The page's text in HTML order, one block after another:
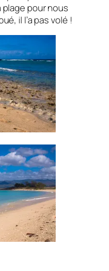
pour nous
il l’a pas volé !